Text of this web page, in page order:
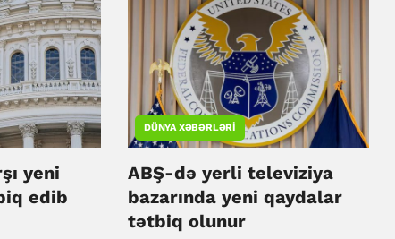
yeni
edib
DÜNYA XƏBƏRLƏRI
ABŞ-də yerli televiziya
bazarında yeni qaydalar
tətbiq olunur